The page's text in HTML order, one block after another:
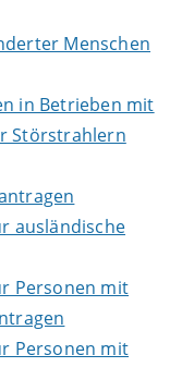
Menschen
in Betrieben mit
Störstrahlern
ausländische
Personen mit
Personen mit